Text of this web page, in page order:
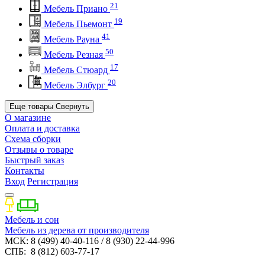
Мебель Приано 21
Мебель Пьемонт 19
Мебель Рауна 41
Мебель Резная 50
Мебель Стюард 17
Мебель Элбург 20
Еще товары Свернуть
О магазине
Оплата и доставка
Схема сборки
Отзывы о товаре
Быстрый заказ
Контакты
Вход Регистрация
Мебель и сон
Мебель из дерева от производителя
МСК: 8 (499) 40-40-116 / 8 (930) 22-44-996
СПБ: 8 (812) 603-77-17